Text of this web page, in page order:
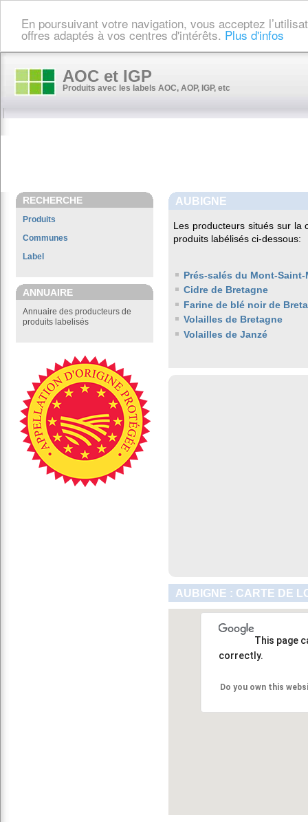
En poursuivant votre navigation, vous acceptez
offres adaptés à vos centres d'intérêts. Plus d'infos
AOC et IGP
Produits avec les labels AOC, AOP, IGP, etc
RECHERCHE
Produits
Communes
Label
ANNUAIRE
Annuaire des producteurs de
produits labelisés
AUBIGNE
Les producteurs situés sur la
produits labélisés ci-dessous:
Prés-salés du Mont-
Cidre de Bretagne
Farine de blé noir de
Volailles de Bretagne
Volailles de Janzé
AUBIGNE : CARTE DE
This page
correctly.
Do you own this